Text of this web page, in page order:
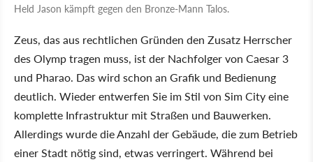
Held Jason kämpft gegen den Bronze-Mann Talos.
Zeus, das aus rechtlichen Gründen den Zusatz Herrscher
des Olymp tragen muss, ist der Nachfolger von Caesar 3
und Pharao. Das wird schon an Grafik und Bedienung
deutlich. Wieder entwerfen Sie im Stil von Sim City eine
komplette Infrastruktur mit Straßen und Bauwerken.
Allerdings wurde die Anzahl der Gebäude, die zum Betrieb
einer Stadt nötig sind, etwas verringert. Während bei